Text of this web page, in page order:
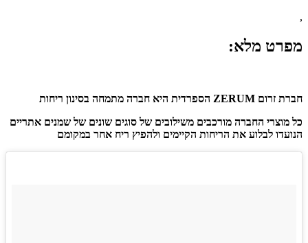
,
מפרט מלא:
חברת זרום ZERUM הספרדית היא חברה מתמחה בסינון ריחות
כל מוצרי החברה מורכבים משילובים של סוגים שונים של שמנים אתריים
הנועדו לבלוע את הריחות הקיימים ולהפיץ ריח אחר במקומם